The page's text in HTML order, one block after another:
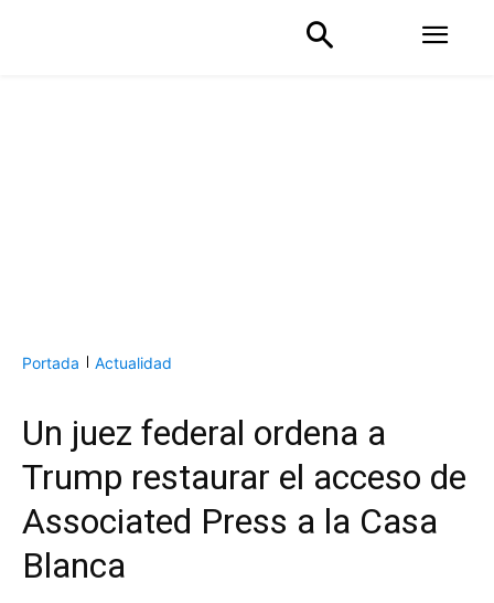
Portada Actualidad
Un juez federal ordena a
Trump restaurar el acceso de
Associated Press a la Casa
Blanca